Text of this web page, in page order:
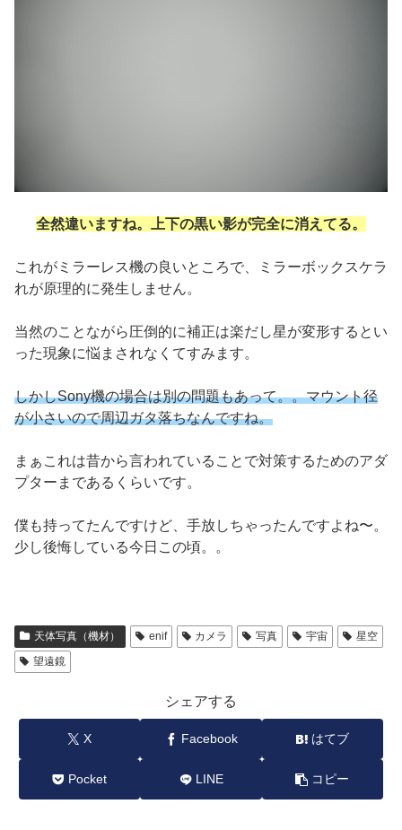
全然違いますね。上下の黒い影が完全に消えてる。
これがミラーレス機の良いところで、ミラーボックスケラ
れが原理的に発生しません。
当然のことながら圧倒的に補正は楽だし星が変形するとい
った現象に悩まされなくてすみます。
しかしSony機の場合は別の問題もあって。。マウント径
が小さいので周辺ガタ落ちなんですね。
まぁこれは昔から言われていることで対策するためのアダ
プターまであるくらいです。
僕も持ってたんですけど、手放しちゃったんですよね〜。
少し後悔している今日この頃。。
天体写真（機材） enif カメラ 写真 宇宙
星空
望遠鏡
シェアする
X Facebook はてブ
Pocket LINE コピー